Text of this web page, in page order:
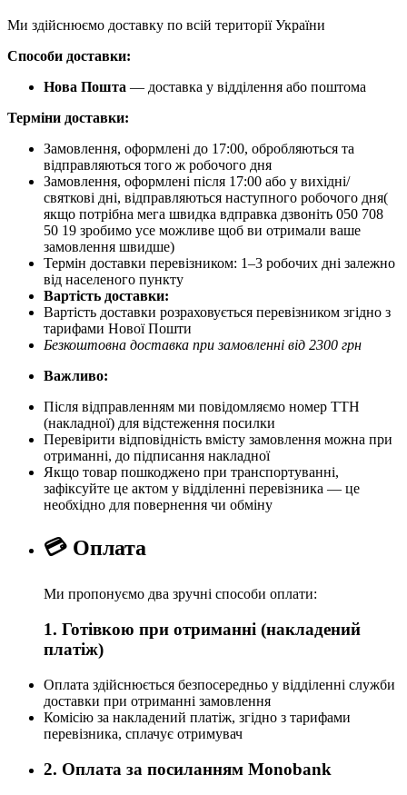
Ми здійснюємо доставку по всій території України
Способи доставки:
Нова Пошта — доставка у відділення або поштома
Терміни доставки:
Замовлення, оформлені до 17:00, обробляються та
відправляються того ж робочого дня
Замовлення, оформлені після 17:00 або у вихідні/
святкові дні, відправляються наступного робочого дня(
якщо потрібна мега швидка вдправка дзвоніть 050 708
50 19 зробимо усе можливе щоб ви отримали ваше
замовлення швидше)
Термін доставки перевізником: 1–3 робочих дні залежно
від населеного пункту
Вартість доставки:
Вартість доставки розраховується перевізником згідно з
тарифами Нової Пошти
Безкоштовна доставка при замовленні від 2300 грн
Важливо:
Після відправленням ми повідомляємо номер ТТН
(накладної) для відстеження посилки
Перевірити відповідність вмісту замовлення можна при
отриманні, до підписання накладної
Якщо товар пошкоджено при транспортуванні,
зафіксуйте це актом у відділенні перевізника — це
необхідно для повернення чи обміну
💳 Оплата
Ми пропонуємо два зручні способи оплати:
1. Готівкою при отриманні (накладений
платіж)
Оплата здійснюється безпосередньо у відділенні служби
доставки при отриманні замовлення
Комісію за накладений платіж, згідно з тарифами
перевізника, сплачує отримувач
2. Оплата за посиланням Monobank